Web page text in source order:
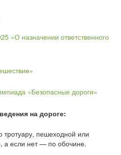
«О назначении ответственного
«Безопасные дороги»
на дороге:
тротуару, пешеходной или
а если нет — по обочине.